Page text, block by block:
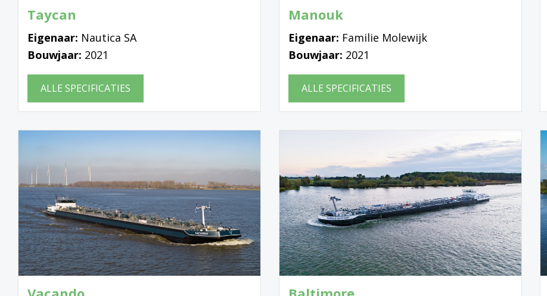
Taycan
Eigenaar: Nautica SA
Bouwjaar: 2021
ALLE SPECIFICATIES
Manouk
Eigenaar: Familie Molewijk
Bouwjaar: 2021
ALLE SPECIFICATIES